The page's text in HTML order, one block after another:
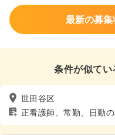
最新の募
条件が似てい
世田谷区
正看護師、常勤、日勤